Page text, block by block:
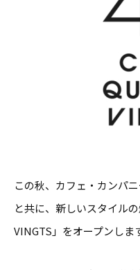
この秋、カフェ・カンパ
と共に、新しいスタイル
VINGTS」をオープンしま